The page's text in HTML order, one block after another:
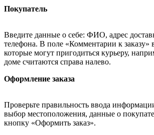
Покупатель
Введите данные о себе: ФИО, адрес
телефона. В поле «Комментарии к заказу»
которые могут пригодиться курьеру,
доме считаются справа налево.
Оформление заказа
Проверьте правильность ввода
выбор местоположения, данные о
кнопку «Оформить заказ».